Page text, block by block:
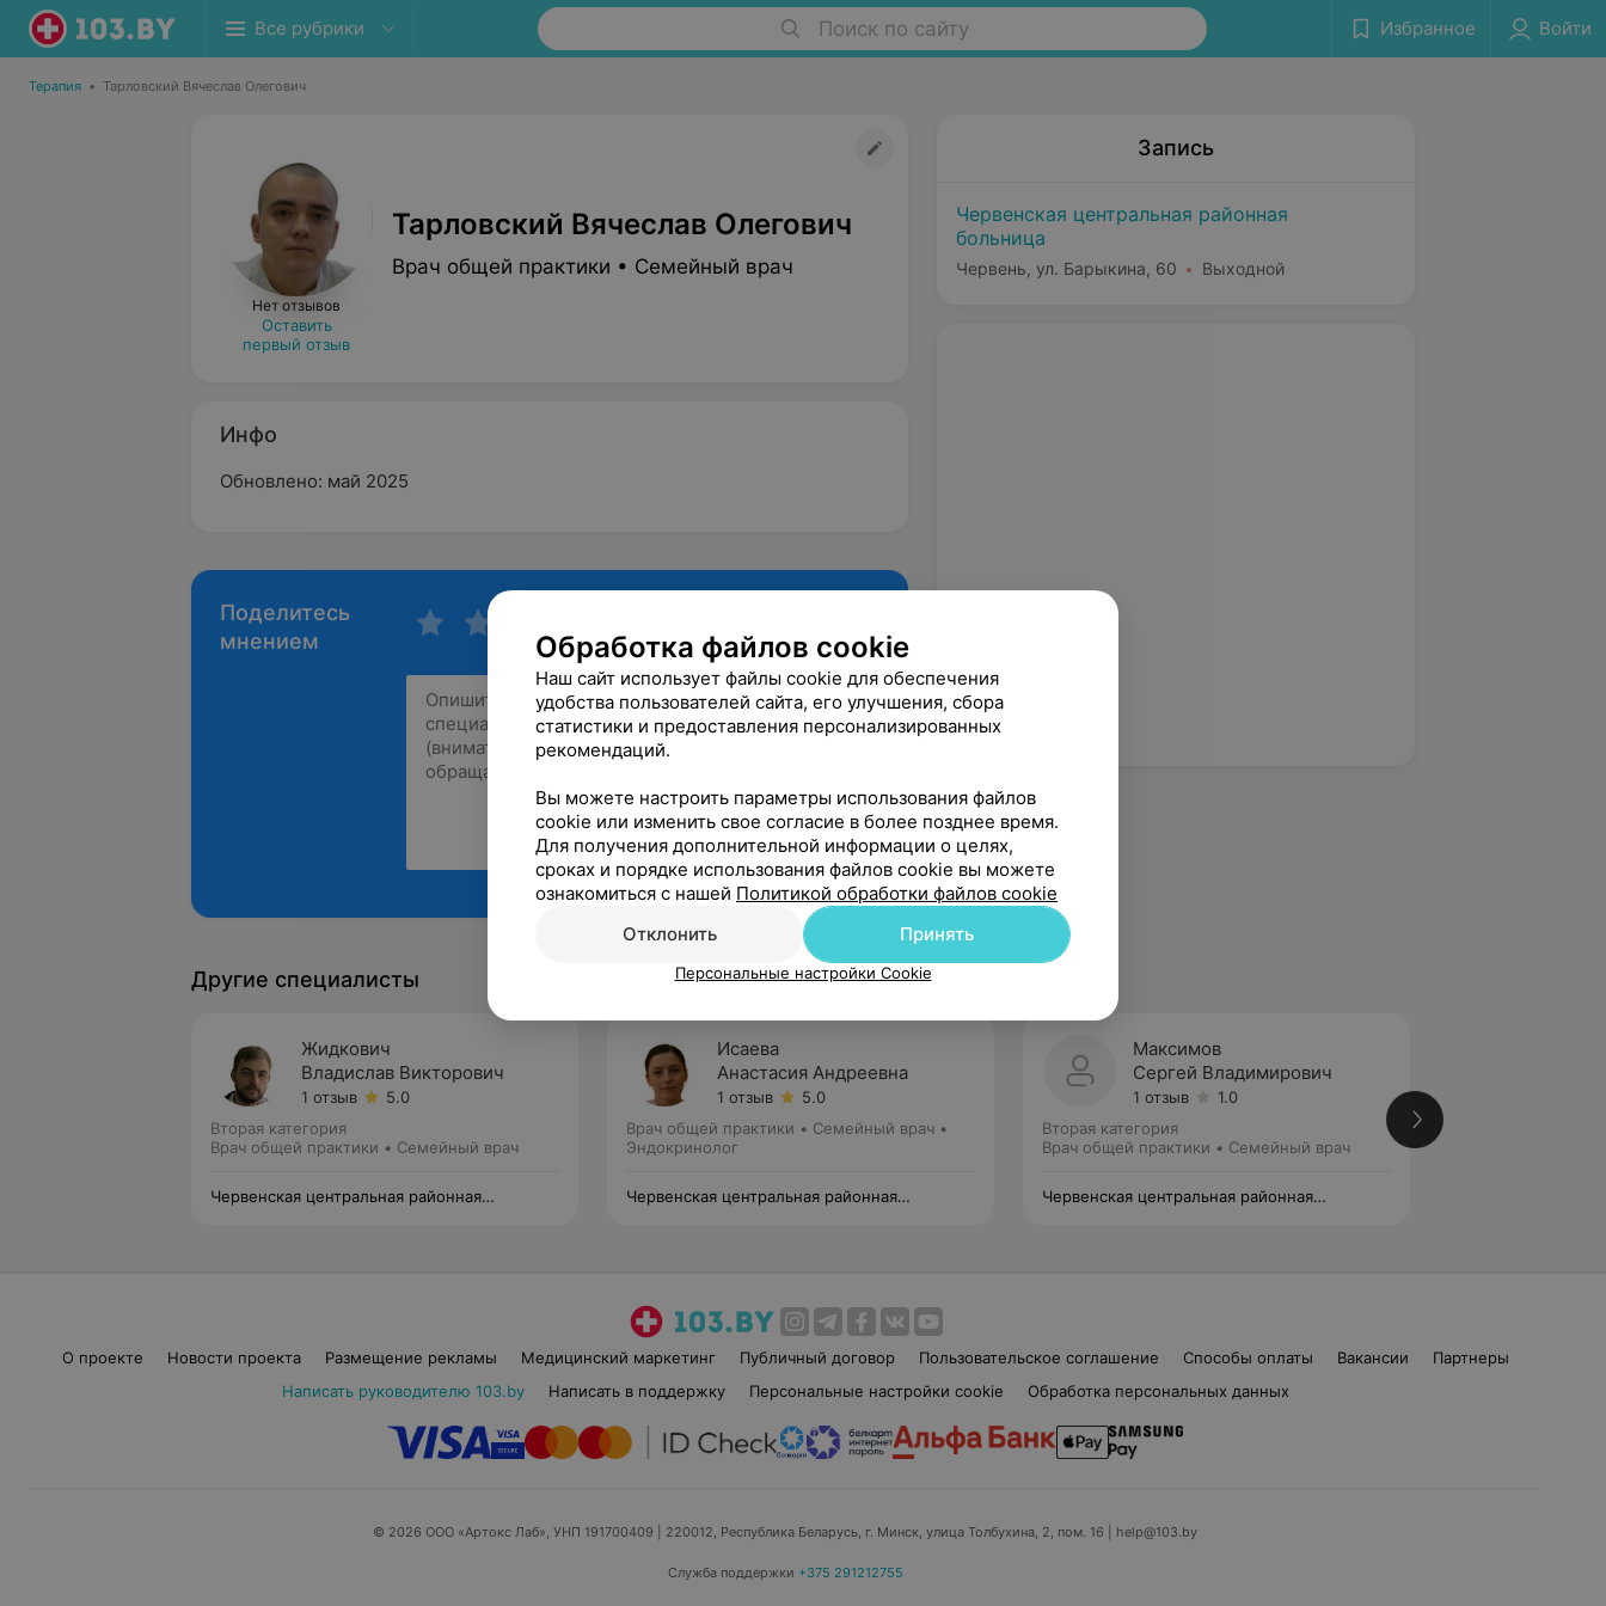
Все рубрики Поиск по сайту Избранное Войти
Терапия • Тарловский Вячеслав Олегович
Нет отзывов
Оставить
первый отзыв
Тарловский Вячеслав Олегович
Врач общей практики • Семейный врач
Инфо
Обновлено: май 2025
Поделитесь
мнением
Рекомендую
Запись
Червенская центральная районная
больница
Червень, ул. Барыкина, 60 Выходной
Другие специалисты
Жидкович
Владислав Викторович
1 отзыв
5.0
Вторая категория
Врач общей практики • Семейный врач
Червенская центральная районная
Исаева
Анастасия Андреевна
1 отзыв
5.0
Врач общей практики • Семейный врач •
Эндокринолог
Червенская центральная районная
Максимов
Сергей Владимирович
1 отзыв
1.0
Вторая категория
Врач общей практики • Семейный врач
Червенская центральная районная
О проекте Новости проекта Размещение рекламы Медицинский маркетинг Публичный договор Пользовательское соглашение Способы оплаты Вакансии
Партнеры
Написать руководителю 103.by
Написать в поддержку Персональные настройки cookie Обработка персональных данных
© 2026 ООО «Артокс Лаб», УНП 191700409 | 220012, Республика Беларусь, г. Минск, улица Толбухина, 2, пом. 16 | help@103.by
Служба поддержки +375 291212755
Обработка файлов cookie
Наш сайт использует файлы cookie для обеспечения
удобства пользователей сайта, его улучшения, сбора
статистики и предоставления персонализированных
рекомендаций.
Вы можете настроить параметры использования файлов
cookie или изменить свое согласие в более позднее время.
Для получения дополнительной информации о целях,
сроках и порядке использования файлов cookie вы можете
ознакомиться с нашей Политикой обработки файлов cookie
Отклонить
Принять
Персональные настройки Cookie